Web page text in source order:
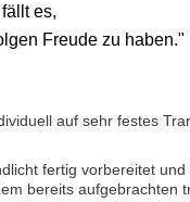
es,
Freude zu haben."
auf sehr festes
fertig vorbereitet
bereits aufgebrachten